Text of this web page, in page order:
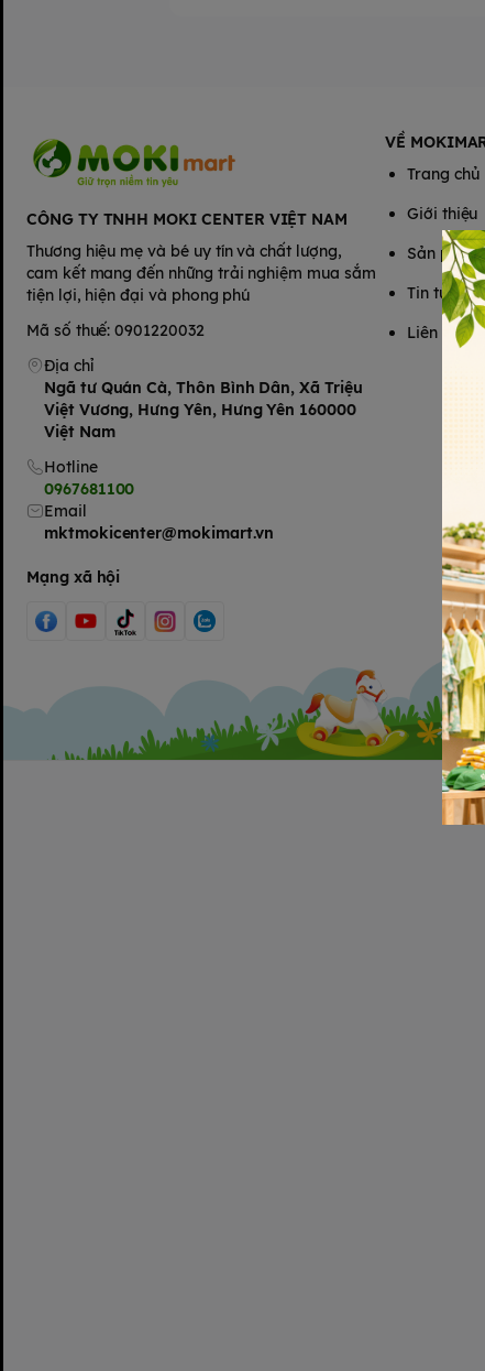
CÔNG TY TNHH MOKI CENTER VIỆT NAM
Thương hiệu mẹ và bé uy tín và chất lượng,
cam kết mang đến những trải nghiệm mua sắm
tiện lợi, hiện đại và phong phú
Mã số thuế: 0901220032
Địa chỉ
Ngã tư Quán Cà, Thôn Bình Dân, Xã Triệu
Việt Vương, Hưng Yên, Hưng Yên 160000
Việt Nam
Hotline
0967681100
Email
mktmokicenter@mokimart.vn
Mạng xã hội
VỀ
Trang chủ
Giới thiệu
Sản phẩm
Tin tức
Liên hệ